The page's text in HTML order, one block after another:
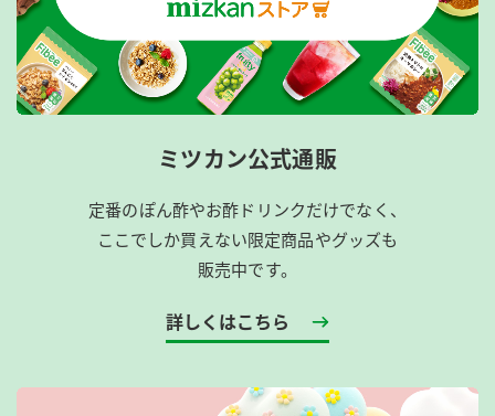
ミツカン公式通販
定番のぽん酢やお酢ドリンクだけでなく、
ここでしか買えない限定商品やグッズも
販売中です。
詳しくはこちら